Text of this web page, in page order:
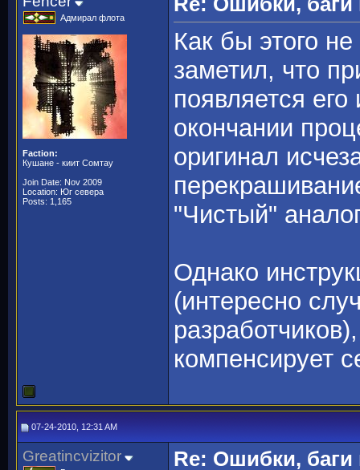
Адмирал флота
Faction:
Кушане - киит Сомтау
Join Date: Nov 2009
Location: Юг севера
Posts: 1,165
Как бы этого
заметил, что
появляется
окончании
оригинал
"Чистый"
Однако
(интересно
компенсирует
07-24-2010, 12:31 AM
Greatincvizitor Re: Ошибки, баги